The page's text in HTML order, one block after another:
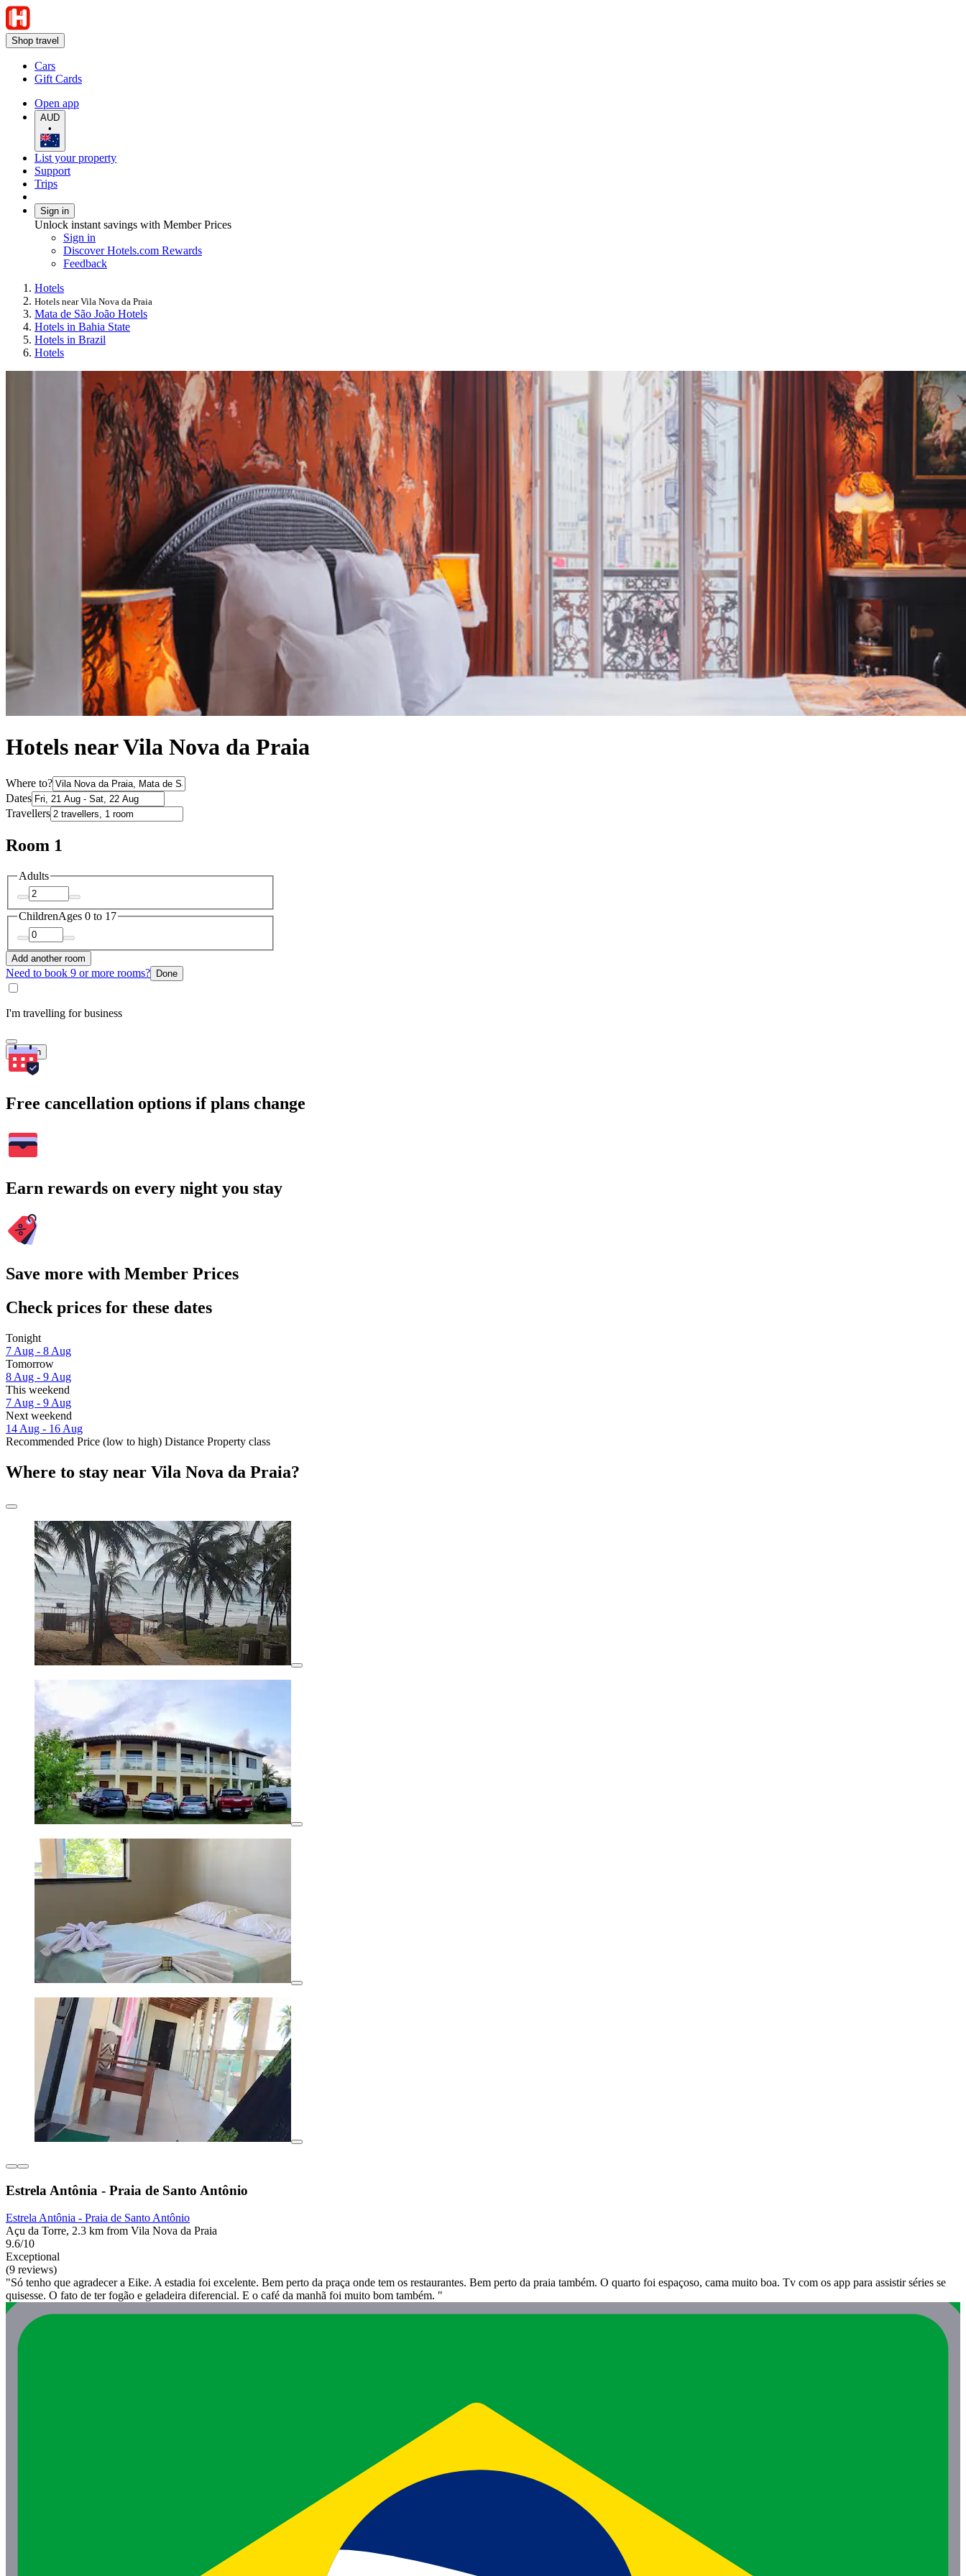
Shop travel
Cars
Gift Cards
Open app
AUD
•
List your property
Support
Trips
Sign in
Unlock instant savings with Member Prices
Sign in
Discover Hotels.com Rewards
Feedback
Hotels
Hotels near Vila Nova da Praia
Mata de São João Hotels
Hotels in Bahia State
Hotels in Brazil
Hotels
Hotels near Vila Nova da Praia
Where to?
Dates
Travellers
Room 1
Adults
ChildrenAges 0 to 17
Add another room
Need to book 9 or more rooms? Done
I'm travelling for business
Search
Free cancellation options if plans change
Earn rewards on every night you stay
Save more with Member Prices
Check prices for these dates
Tonight
7 Aug - 8 Aug
Tomorrow
8 Aug - 9 Aug
This weekend
7 Aug - 9 Aug
Next weekend
14 Aug - 16 Aug
Recommended Price (low to high) Distance Property class
Where to stay near Vila Nova da Praia?
Estrela Antônia - Praia de Santo Antônio
Estrela Antônia - Praia de Santo Antônio
Açu da Torre, 2.3 km from Vila Nova da Praia
9.6/10
Exceptional
(9 reviews)
"Só tenho que agradecer a Eike. A estadia foi excelente. Bem perto da praça onde tem os restaurantes. Bem perto da praia também. O quarto foi espaçoso, cama muito boa. Tv com os app para assistir séries se
quisesse. O fato de ter fogão e geladeira diferencial. E o café da manhã foi muito bom também. "